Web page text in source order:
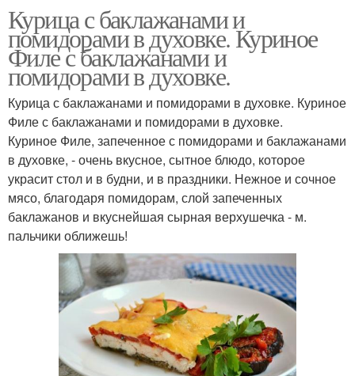
Курица с баклажанами и
помидорами в духовке. Куриное
Филе с баклажанами и
помидорами в духовке.
Курица с баклажанами и помидорами в духовке. Куриное
Филе с баклажанами и помидорами в духовке.
Куриное Филе, запеченное с помидорами и баклажанами
в духовке, - очень вкусное, сытное блюдо, которое
украсит стол и в будни, и в праздники. Нежное и сочное
мясо, благодаря помидорам, слой запеченных
баклажанов и вкуснейшая сырная верхушечка - м.
пальчики оближешь!